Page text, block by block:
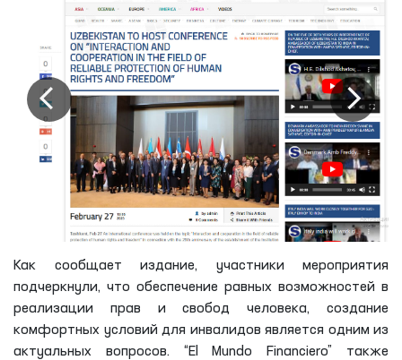
Как сообщает издание, участники мероприятия
подчеркнули, что обеспечение равных возможностей в
реализации прав и свобод человека, создание
комфортных условий для инвалидов является одним из
актуальных вопросов. “El Mundo Financiero” также